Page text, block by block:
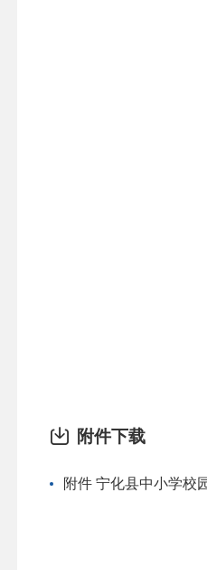
附件下载
附件 宁化县中小学校